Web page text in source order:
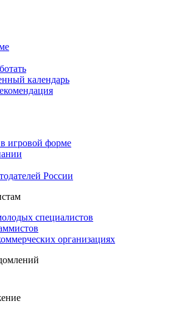
календарь
игровой форме
России
специалистов
организациях